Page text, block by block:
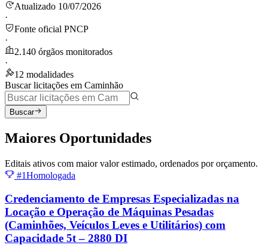
Atualizado 10/07/2026
·
Fonte oficial PNCP
·
2.140 órgãos monitorados
·
12 modalidades
Buscar licitações em Caminhão
Buscar
Maiores Oportunidades
Editais ativos com maior valor estimado, ordenados por orçamento.
#1Homologada
Credenciamento de Empresas Especializadas na
Locação e Operação de Máquinas Pesadas
(Caminhões, Veículos Leves e Utilitários) com
Capacidade 5t – 2880 DI